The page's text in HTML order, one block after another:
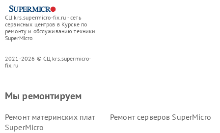
СЦ krs.supermicro-fix.ru - сеть
сервисных центров в Курске по
ремонту и обслуживанию техники
SuperMicro
2021-2026 © СЦ krs.supermicro-
fix.ru
Мы ремонтируем
Ремонт материнских плат
SuperMicro
Ремонт серверов SuperMicro